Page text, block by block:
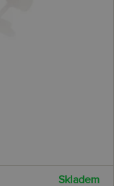
Skladem